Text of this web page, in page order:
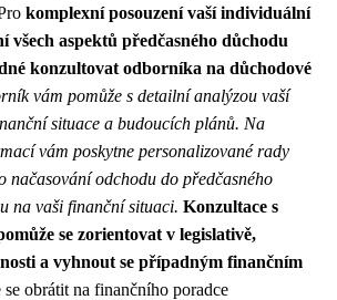
komplexní posouzení vaší individuální
všech aspektů předčasného důchodu
konzultovat odborníka na důchodové
vám pomůže s detailní analýzou vaší
situace a budoucích plánů. Na
vám poskytne personalizované rady
načasování odchodu do předčasného
na vaši finanční situaci. Konzultace s
se zorientovat v legislativě,
a vyhnout se případným finančním
se obrátit na finančního poradce